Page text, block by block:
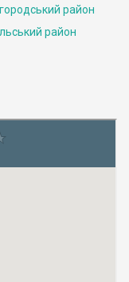
район
район